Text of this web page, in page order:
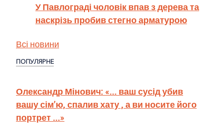
У Павлограді чоловік впав з дерева та
наскрізь пробив стегно арматурою
Всі новини
ПОПУЛЯРНЕ
Олександр Мінович: «... ваш сусід убив
вашу сім’ю, спалив хату , а ви носите його
портрет ...»